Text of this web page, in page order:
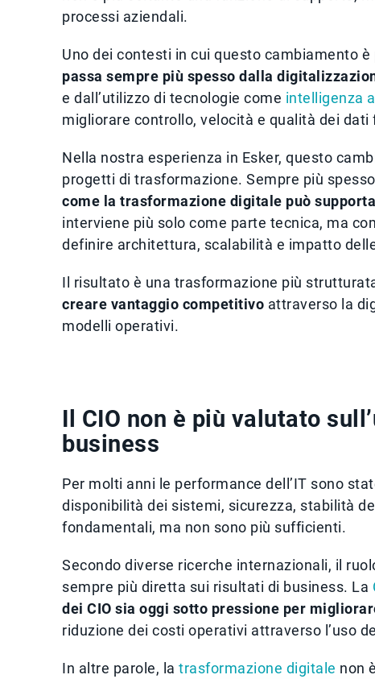
processi aziendali.
Uno dei contesti in cui questo cambiamento
passa sempre più spesso dalla
e dall’utilizzo di tecnologie come intelligenza
migliorare controllo, velocità e qualità dei dati
Nella nostra esperienza in Esker, questo
progetti di trasformazione. Sempre più spesso
come la trasformazione digitale può
interviene più solo come parte tecnica, ma
definire architettura, scalabilità e impatto
Il risultato è una trasformazione più
creare vantaggio competitivo attraverso la
modelli operativi.
Il CIO non è più valutato
business
Per molti anni le performance dell’IT sono
disponibilità dei sistemi, sicurezza, stabilità
fondamentali, ma non sono più sufficienti.
Secondo diverse ricerche internazionali, il
sempre più diretta sui risultati di business. La
dei CIO sia oggi sotto pressione per
riduzione dei costi operativi attraverso l’uso
In altre parole, la trasformazione digitale non